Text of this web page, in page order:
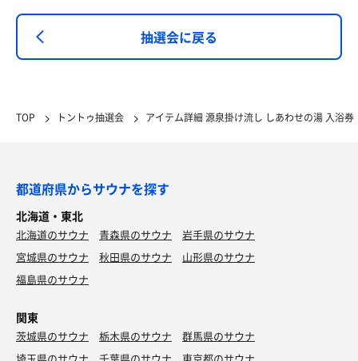
抽選会に戻る
TOP トントゥ抽選会 アイテム詳細 源泉掛け流し しあわせの湯 入浴券
都道府県からサウナを探す
北海道・東北
北海道のサウナ 青森県のサウナ
岩手県のサウナ
宮城県のサウナ
秋田県のサウナ
山形県のサウナ
福島県のサウナ
関東
茨城県のサウナ 栃木県のサウナ
群馬県のサウナ